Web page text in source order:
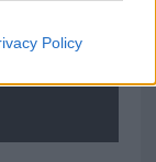
Policy